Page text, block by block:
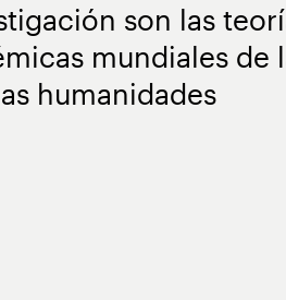
son las
mundiales de
humanidades